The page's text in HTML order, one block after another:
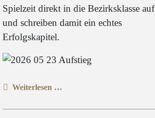
Spielzeit direkt in die Bezirksklasse auf
und schreiben damit ein echtes
Erfolgskapitel.
Weiterlesen …